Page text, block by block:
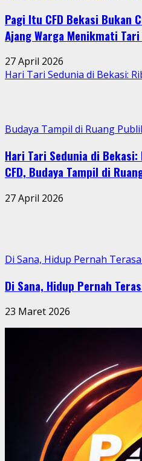
Pagi Itu CFD Bekasi Bukan
Ajang Warga Menikmati
27 April 2026
Hari Tari Sedunia di Bekasi:
Budaya Tampil di Ruang
Hari Tari Sedunia di
CFD, Budaya Tampil di
27 April 2026
Di Sana, Hidup Pernah
Di Sana, Hidup Pernah
23 Maret 2026